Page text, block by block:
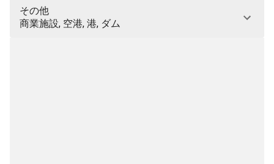
その他
商業施設, 空港, 港, ダム